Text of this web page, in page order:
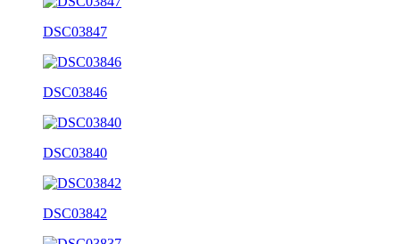
DSC03847
DSC03846
DSC03840
DSC03842